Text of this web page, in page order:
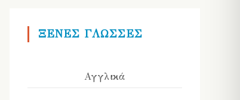
ΞΕΝΕΣ ΓΛΩΣΣΕΣ
Αγγλικά